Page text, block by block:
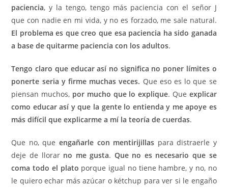
paciencia, y la tengo, tengo más paciencia con el señor J
que con nadie en mi vida, y no es forzado, me sale natural.
El problema es que creo que esa paciencia ha sido ganada
a base de quitarme paciencia con los adultos.
Tengo claro que educar así no significa no poner límites o
ponerte seria y firme muchas veces. Que eso es lo que se
piensan muchos, por mucho que lo explique. Que explicar
como educar así y que la gente lo entienda y me apoye es
más difícil que explicarme a mí la teoría de cuerdas.
Que no, que engañarle con mentirijillas para distraerle y
deje de llorar no me gusta. Que no es necesario que se
coma todo el plato porque igual no tiene hambre, y no, no
le quiero echar más azúcar o kétchup para ver si le engaño